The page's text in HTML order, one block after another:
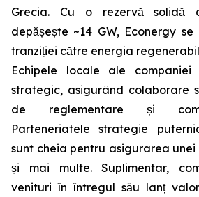
Grecia. Cu o rezervă solidă
depășește ~14 GW, Econergy
tranziției către energia
Echipele locale ale
strategic, asigurând colaborare
de reglementare și
Parteneriatele strategie
sunt cheia pentru asigurarea
și mai multe. Suplimentar,
venituri în întregul său lanț